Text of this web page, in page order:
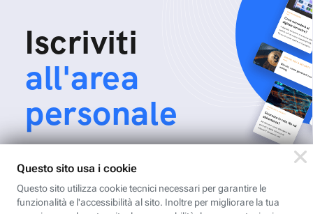
Iscriviti
all'area
personale
Per ricevere Newsletter, scaricare eBook,
creare playlist vocali e accedere ai corsi
della Fastweb Digital Academy a te